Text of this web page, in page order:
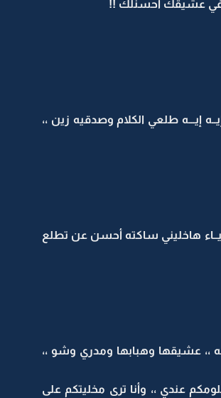
في عشيقك أحسنلك !!
طلعي الكلام وصدقيه زين ،،
هاخليني ساكته أحسن عن تطلع
،، عشيقها وهبابها ومدري وشو ،،
عندي ،، وأنا ترى مخليتكم على